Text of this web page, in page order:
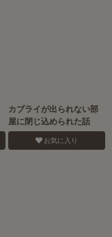
カブライが出られない部
屋に閉じ込められた話
お気に入り